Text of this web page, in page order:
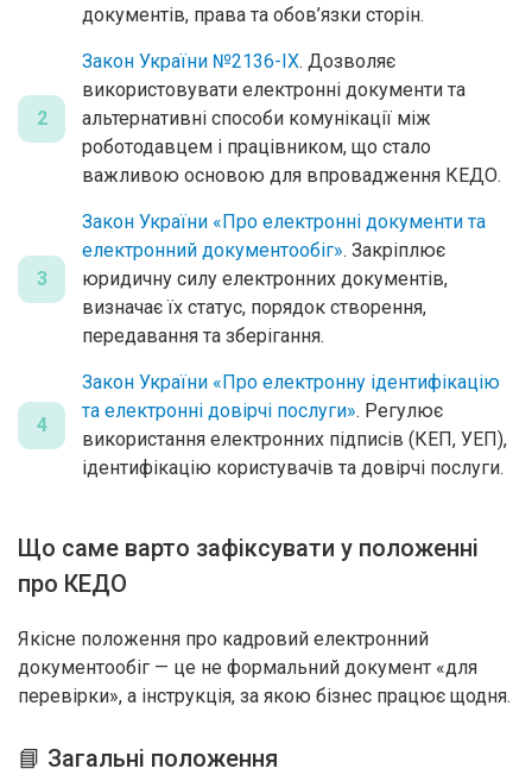
документів, права та обов’язки сторін.
2
Закон України №2136-IX. Дозволяє
використовувати електронні документи та
альтернативні способи комунікації між
роботодавцем і працівником, що стало
важливою основою для впровадження КЕДО.
3
Закон України «Про електронні документи та
електронний документообіг». Закріплює
юридичну силу електронних документів,
визначає їх статус, порядок створення,
передавання та зберігання.
4
Закон України «Про електронну ідентифікацію
та електронні довірчі послуги». Регулює
використання електронних підписів (КЕП, УЕП),
ідентифікацію користувачів та довірчі послуги.
Що саме варто зафіксувати у положенні
про КЕДО
Якісне положення про кадровий електронний
документообіг — це не формальний документ «для
перевірки», а інструкція, за якою бізнес працює щодня.
📘 Загальні положення